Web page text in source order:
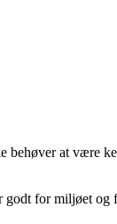
at være
godt for miljøet